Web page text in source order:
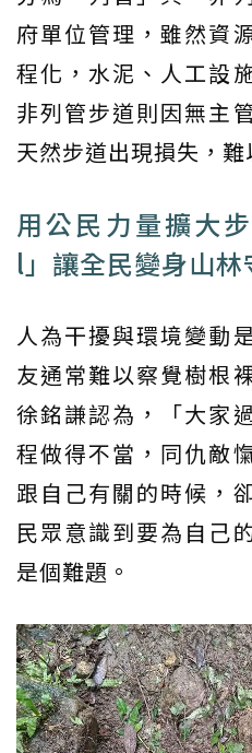
府單位管理，雖然資
程化，水泥、人工設
非列管步道則因無主
天然步道出現損失，難
用公民力量擴大
l」讓全民變身山林
人為干擾與環境變動
友通常難以察覺樹根
徐銘謙認為，「大家
程做得不當，同仇敵
跟自己有關的時候，
民眾意識到要為自己
是個難題。